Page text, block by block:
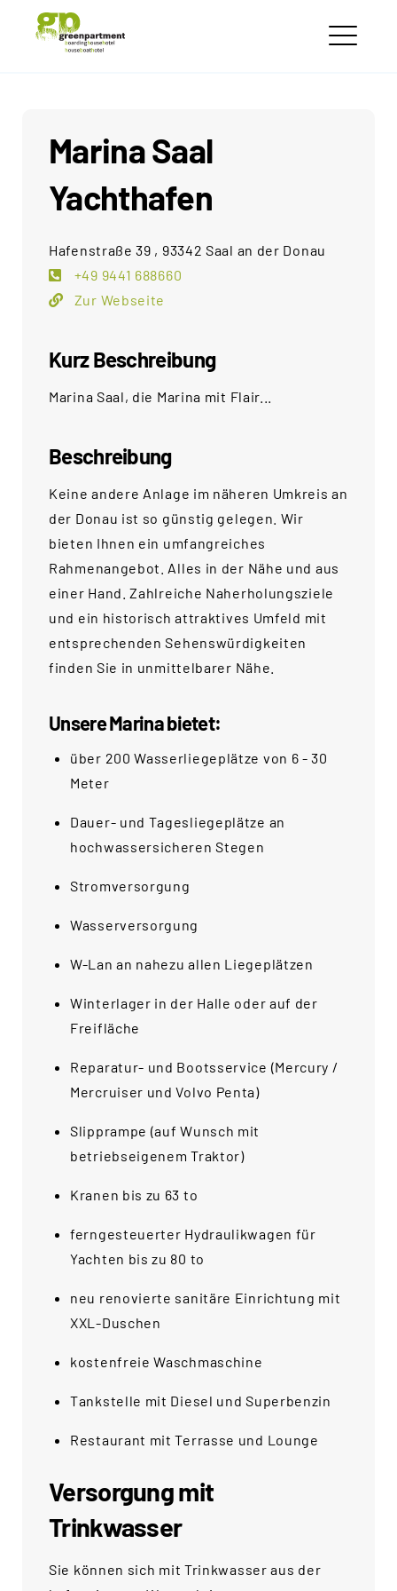
greenpartment
houseboathotels
for:
Marina Saal
Yachthafen
Hafenstraße 39 , 93342 Saal an der Donau
+49 9441 688660
Zur Webseite
Kurz Beschreibung
Marina Saal, die Marina mit Flair...
Beschreibung
Keine andere Anlage im näheren Umkreis an
der Donau ist so günstig gelegen. Wir
bieten Ihnen ein umfangreiches
Rahmenangebot. Alles in der Nähe und aus
einer Hand. Zahlreiche Naherholungsziele
und ein historisch attraktives Umfeld mit
entsprechenden Sehenswürdigkeiten
finden Sie in unmittelbarer Nähe.
Unsere Marina bietet:
über 200 Wasserliegeplätze von 6 - 30
Meter
Dauer- und Tagesliegeplätze an
hochwassersicheren Stegen
Stromversorgung
Wasserversorgung
W-Lan an nahezu allen Liegeplätzen
Winterlager in der Halle oder auf der
Freifläche
Reparatur- und Bootsservice (Mercury /
Mercruiser und Volvo Penta)
Slipprampe (auf Wunsch mit
betriebseigenem Traktor)
Kranen bis zu 63 to
ferngesteuerter Hydraulikwagen für
Yachten bis zu 80 to
neu renovierte sanitäre Einrichtung mit
XXL-Duschen
kostenfreie Waschmaschine
Tankstelle mit Diesel und Superbenzin
Restaurant mit Terrasse und Lounge
Versorgung mit
Trinkwasser
Sie können sich mit Trinkwasser aus der